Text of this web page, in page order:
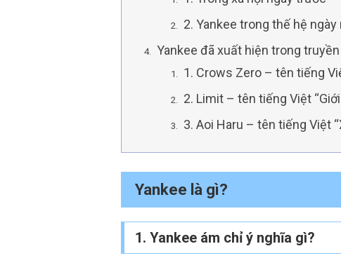
2. Yankee trong thế hệ ngày
Yankee đã xuất hiện trong
1. Crows Zero – tên tiếng
2. Limit – tên tiếng Việt “Giới
3. Aoi Haru – tên tiếng Việt
Yankee là gì?
1. Yankee ám chỉ ý nghĩa gì?